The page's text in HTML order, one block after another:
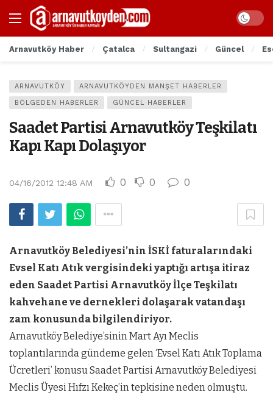
Arnavutköy Haber Çatalca Sultangazi Güncel
ARNAVUTKÖY ARNAVUTKÖYDEN MANŞET HABERLER
BÖLGEDEN HABERLER GÜNCEL HABERLER
Saadet Partisi Arnavutköy Teşkilatı
Kapı Kapı Dolaşıyor
04/16/2012 12:48 AM 0 0 0
Arnavutköy Belediyesi’nin İSKİ faturalarındaki
Evsel Katı Atık vergisindeki yaptığı artışa itiraz
eden Saadet Partisi Arnavutköy İlçe Teşkilatı
kahvehane ve dernekleri dolaşarak vatandaşı
zam konusunda bilgilendiriyor.
Arnavutköy Belediye’sinin Mart Ayı Meclis
toplantılarında gündeme gelen ‘Evsel Katı Atık Toplama
Ücretleri’ konusu Saadet Partisi Arnavutköy Belediyesi
Meclis Üyesi Hıfzı Kekeç’in tepkisine neden olmuştu.